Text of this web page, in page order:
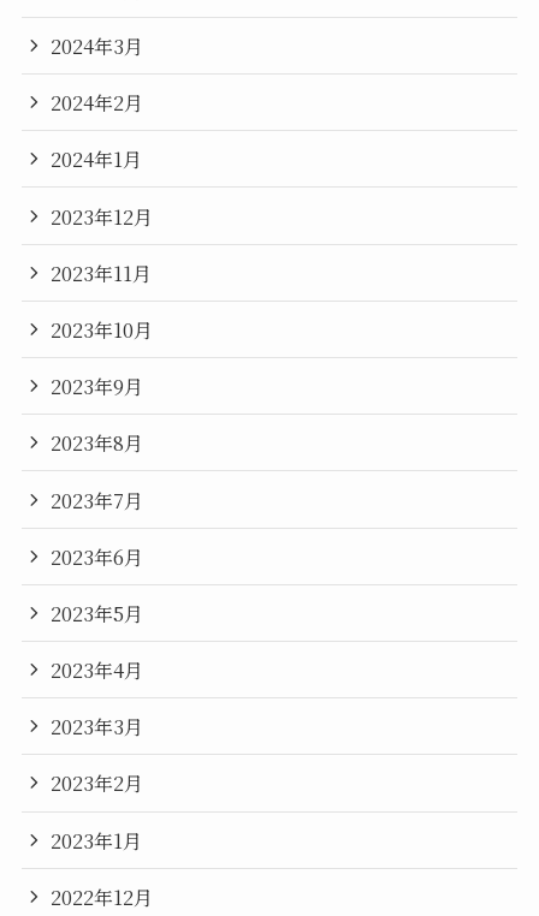
2024年3月
2024年2月
2024年1月
2023年12月
2023年11月
2023年10月
2023年9月
2023年8月
2023年7月
2023年6月
2023年5月
2023年4月
2023年3月
2023年2月
2023年1月
2022年12月